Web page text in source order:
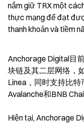
nắm giữ TRX một
thực mạng để đạt
thanh khoản và tiềm
Anchorage Digital目
块链及其二层网络，
Linea，同时支持比特
Avalanche和BNB
Hiện tại, Anchorage